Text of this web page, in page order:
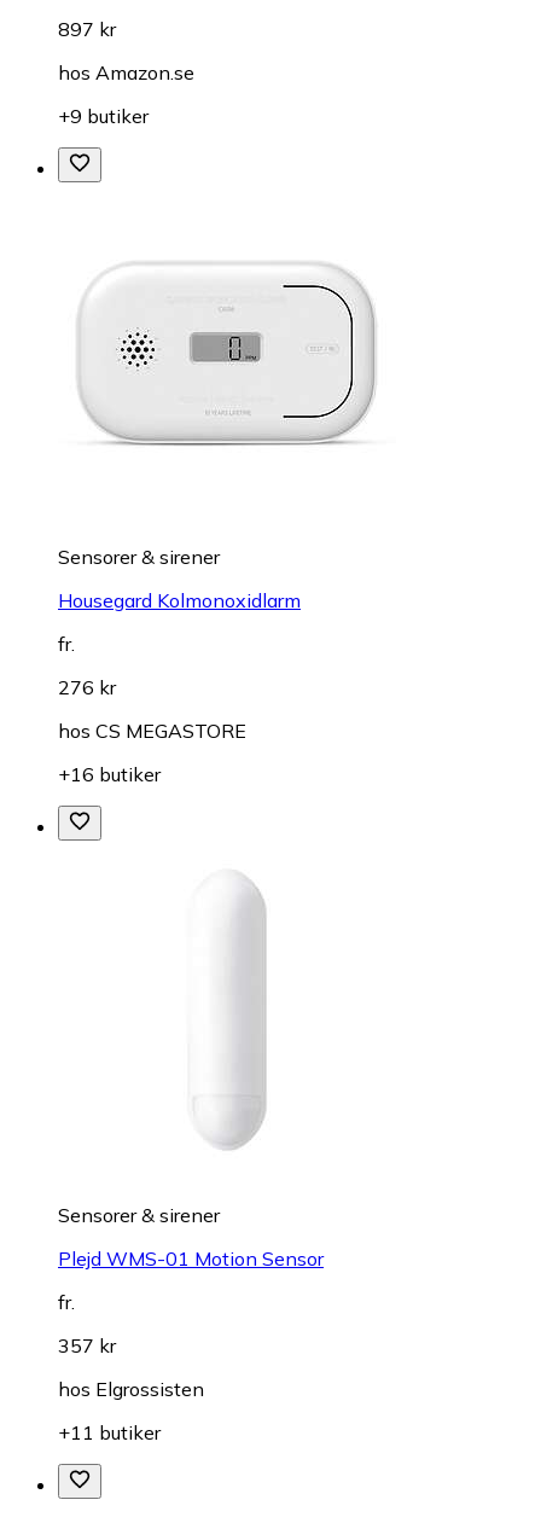
897 kr
hos Amazon.se
+9 butiker
Sensorer & sirener
Housegard Kolmonoxidlarm
fr.
276 kr
hos CS MEGASTORE
+16 butiker
Sensorer & sirener
Plejd WMS-01 Motion Sensor
fr.
357 kr
hos Elgrossisten
+11 butiker